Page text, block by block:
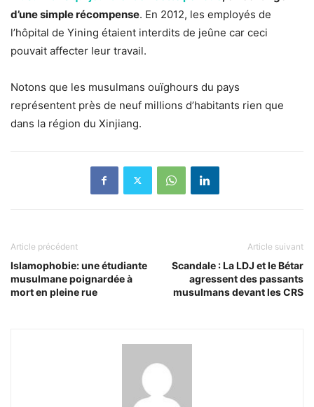
d’une simple récompense. En 2012, les employés de
l’hôpital de Yining étaient interdits de jeûne car ceci
pouvait affecter leur travail.
Notons que les musulmans ouïghours du pays
représentent près de neuf millions d’habitants rien que
dans la région du Xinjiang.
Article précédent
Islamophobie: une étudiante
musulmane poignardée à
mort en pleine rue
Article suivant
Scandale : La LDJ et le Bétar
agressent des passants
musulmans devant les CRS